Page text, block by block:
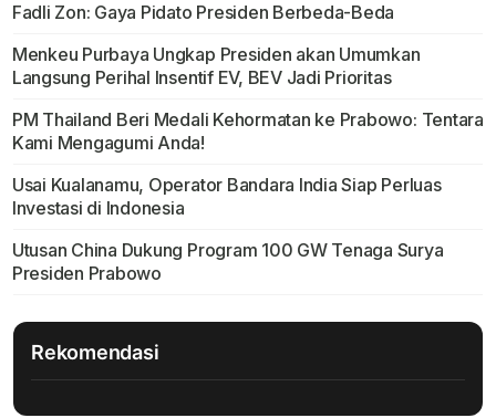
Fadli Zon: Gaya Pidato Presiden Berbeda-Beda
Menkeu Purbaya Ungkap Presiden akan Umumkan
Langsung Perihal Insentif EV, BEV Jadi Prioritas
PM Thailand Beri Medali Kehormatan ke Prabowo: Tentara
Kami Mengagumi Anda!
Usai Kualanamu, Operator Bandara India Siap Perluas
Investasi di Indonesia
Utusan China Dukung Program 100 GW Tenaga Surya
Presiden Prabowo
Rekomendasi